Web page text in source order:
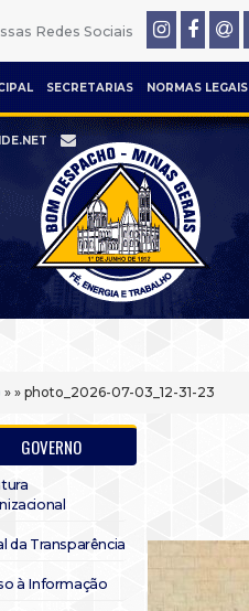
Redes Sociais
SECRETARIAS NORMAS LEGAIS
» » photo_2026-07-03_12-31-23
GOVERNO
da Transparência
à Informação